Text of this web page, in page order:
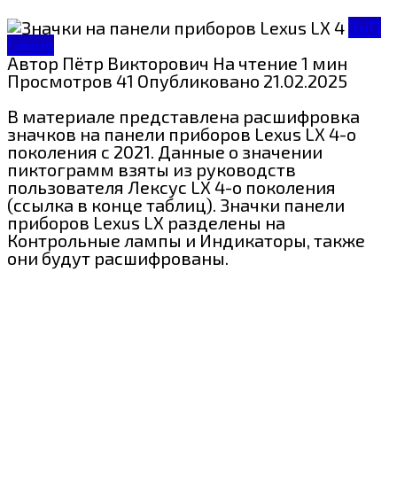
ЗнП
Lexus
Автор Пётр Викторович На чтение 1 мин
Просмотров 41 Опубликовано 21.02.2025
В материале представлена расшифровка
значков на панели приборов Lexus LX 4-о
поколения с 2021. Данные о значении
пиктограмм взяты из руководств
пользователя Лексус LX 4-о поколения
(ссылка в конце таблиц). Значки панели
приборов Lexus LX разделены на
Контрольные лампы и Индикаторы, также
они будут расшифрованы.